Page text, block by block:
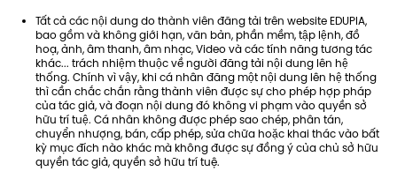
Tất cả các nội dung do thành viên đăng tải trên website EDUPIA,
bao gồm và không giới hạn, văn bản, phần mềm, tập lệnh, đồ
hoạ, ảnh, âm thanh, âm nhạc, Video và các tính năng tương tác
khác... trách nhiệm thuộc về người đăng tải nội dung lên hệ
thống. Chính vì vậy, khi cá nhân đăng một nội dung lên hệ thống
thì cần chắc chắn rằng thành viên được sự cho phép hợp pháp
của tác giả, và đoạn nội dung đó không vi phạm vào quyền sở
hữu trí tuệ. Cá nhân không được phép sao chép, phân tán,
chuyển nhượng, bán, cấp phép, sửa chữa hoặc khai thác vào bất
kỳ mục đích nào khác mà không được sự đồng ý của chủ sở hữu
quyền tác giả, quyền sở hữu trí tuệ.